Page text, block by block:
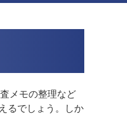
メモの整理など
るでしょう。しか